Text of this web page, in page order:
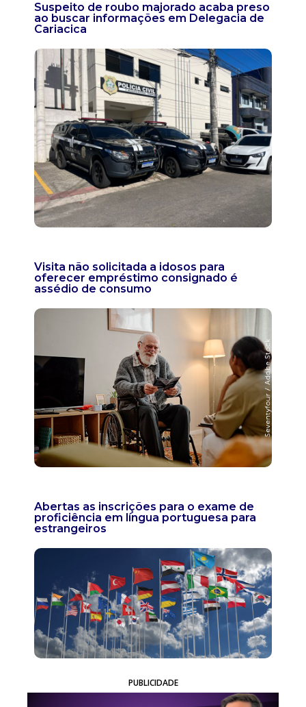
Suspeito de roubo majorado acaba preso
ao buscar informações em Delegacia de
Cariacica
Visita não solicitada a idosos para
oferecer empréstimo consignado é
assédio de consumo
Abertas as inscrições para o exame de
proficiência em língua portuguesa para
estrangeiros
PUBLICIDADE